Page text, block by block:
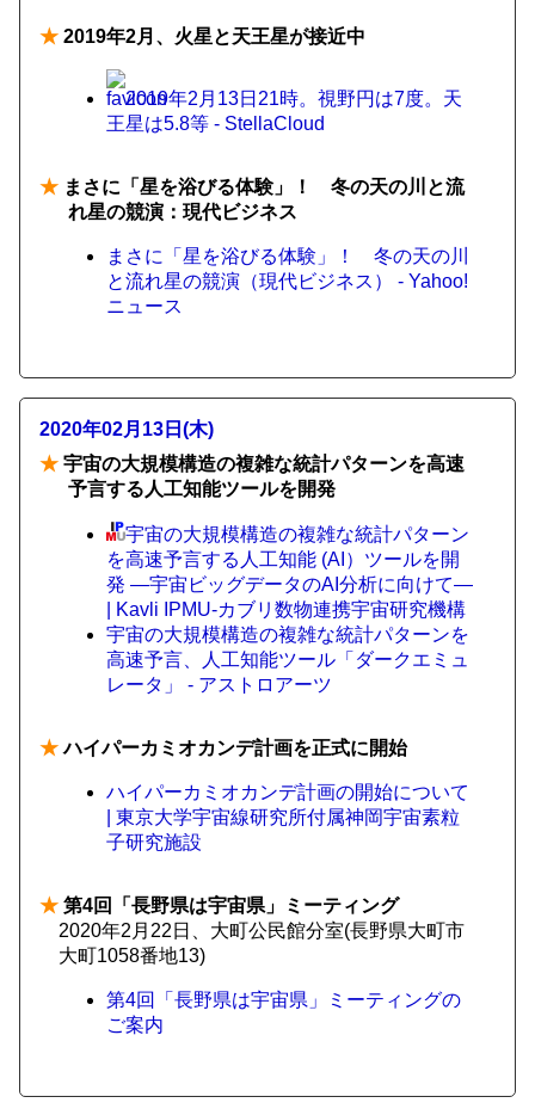
★ 2019年2月、火星と天王星が接近中
2019年2月13日21時。視野円は7度。天
王星は5.8等 - StellaCloud
★ まさに「星を浴びる体験」！ 冬の天の川と流
れ星の競演：現代ビジネス
まさに「星を浴びる体験」！ 冬の天の川
と流れ星の競演（現代ビジネス） - Yahoo!
ニュース
2020年02月13日(木)
★ 宇宙の大規模構造の複雑な統計パターンを高速
予言する人工知能ツールを開発
宇宙の大規模構造の複雑な統計パターン
を高速予言する人工知能 (AI）ツールを開
発 ―宇宙ビッグデータのAI分析に向けて―
| Kavli IPMU-カブリ数物連携宇宙研究機構
宇宙の大規模構造の複雑な統計パターンを
高速予言、人工知能ツール「ダークエミュ
レータ」 - アストロアーツ
★ハイパーカミオカンデ計画を正式に開始
ハイパーカミオカンデ計画の開始について
| 東京大学宇宙線研究所付属神岡宇宙素粒
子研究施設
★ 第4回「長野県は宇宙県」ミーティング
2020年2月22日、大町公民館分室(長野県大町市
大町1058番地13)
第4回「長野県は宇宙県」ミーティングの
ご案内